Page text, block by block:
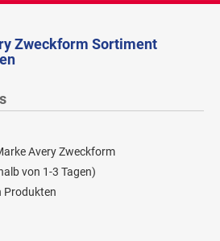
Zweckform Sortiment
Avery Zweckform
von 1-3 Tagen)
Produkten